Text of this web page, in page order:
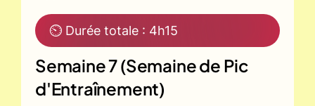
⏲ Durée totale : 4h15
Semaine 7 (Semaine de Pic
d'Entraînement)